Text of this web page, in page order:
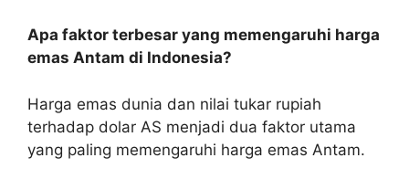
Apa faktor terbesar yang memengaruhi harga
emas Antam di Indonesia?
Harga emas dunia dan nilai tukar rupiah
terhadap dolar AS menjadi dua faktor utama
yang paling memengaruhi harga emas Antam.